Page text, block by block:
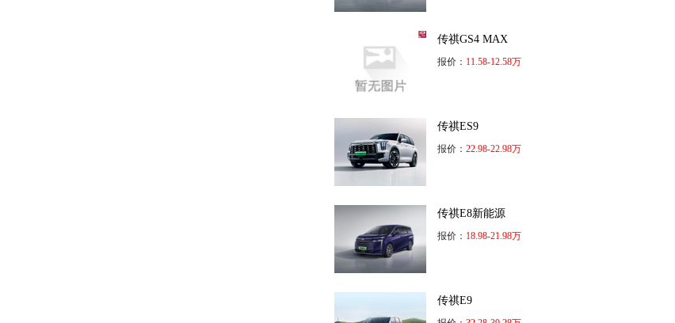
传祺GS4 MAX
报价： 11.58-12.58万
传祺ES9
报价： 22.98-22.98万
传祺E8新能源
报价： 18.98-21.98万
传祺E9